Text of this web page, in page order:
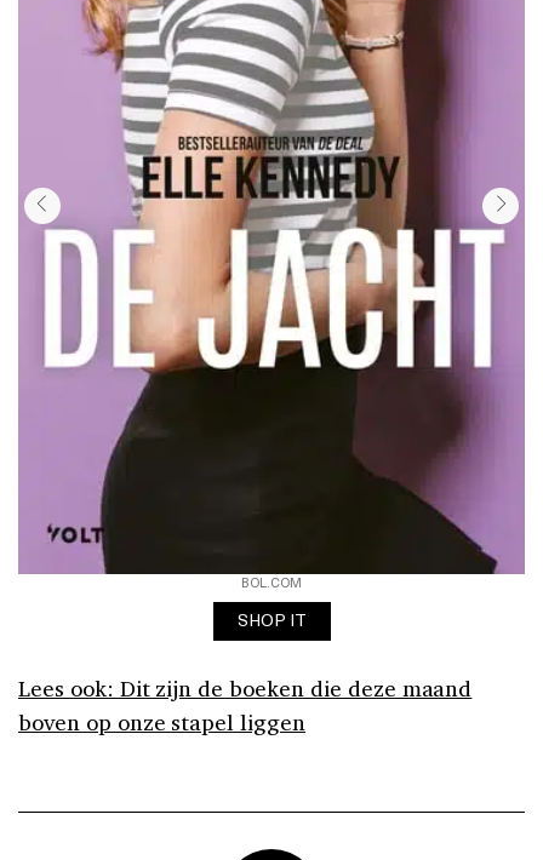
BOL.COM
SHOP IT
Lees ook: Dit zijn de boeken die deze maand
boven op onze stapel liggen